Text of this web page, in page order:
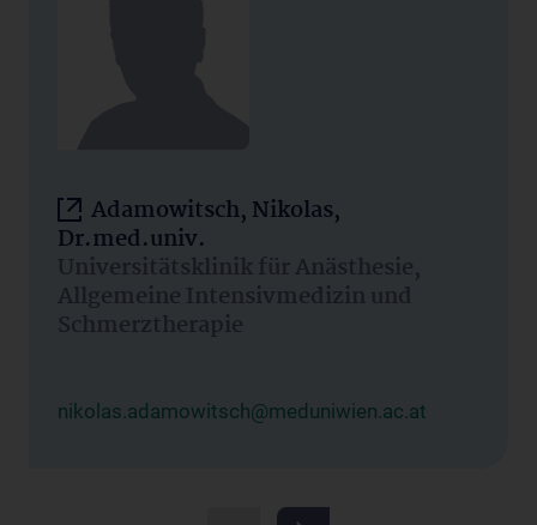
Adamowitsch, Nikolas,
Dr.med.univ.
Universitätsklinik für Anästhesie,
Allgemeine Intensivmedizin und
Schmerztherapie
nikolas.adamowitsch@meduniwien.ac.at